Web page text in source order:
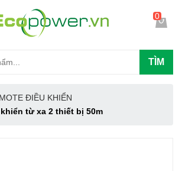
TÌM
0
ĐIỀU KHIỂN
từ xa 2 thiết bị 50m